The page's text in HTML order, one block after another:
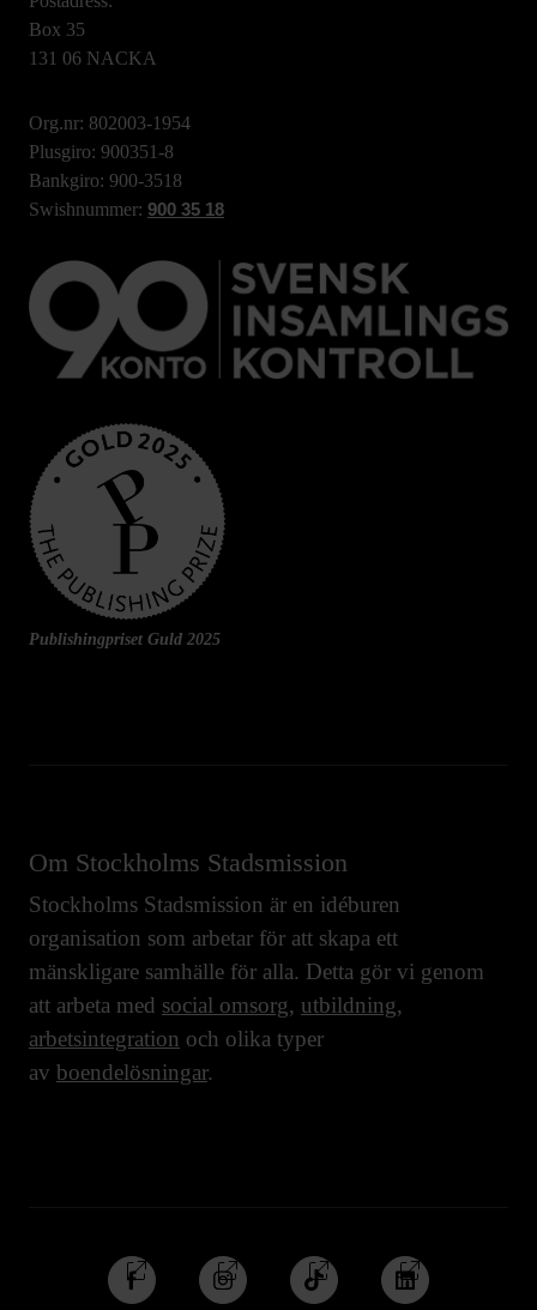
Box 35
131 06 NACKA
Org.nr: 802003-1954
Plusgiro: 900351-8
Bankgiro: 900-3518
Swishnummer: 900 35 18
Publishingpriset Guld 2025
Om Stockholms Stadsmission
Stockholms Stadsmission är en idéburen
organisation som arbetar för att skapa ett
mänskligare samhälle för alla. Detta gör vi genom
att arbeta med social omsorg, utbildning,
arbetsintegration och olika typer
av boendelösningar.
Följ
oss
Följ
oss
Följ
oss
Följ
oss